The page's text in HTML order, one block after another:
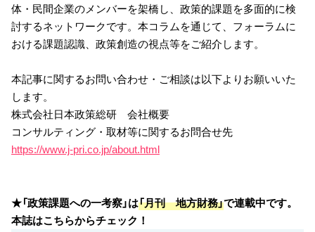
体・民間企業のメンバーを架橋し、政策的課題を多面的に検
討するネットワークです。本コラムを通じて、フォーラムに
おける課題認識、政策創造の視点等をご紹介します。
本記事に関するお問い合わせ・ご相談は以下よりお願いいた
します。
株式会社日本政策総研 会社概要
コンサルティング・取材等に関するお問合せ先
https://www.j-pri.co.jp/about.html
★「政策課題への一考察」は「月刊 地方財務」で連載中です。
本誌はこちらからチェック！